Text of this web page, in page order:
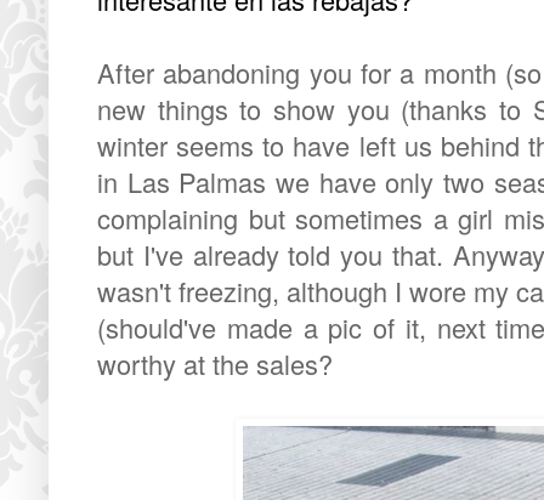
After abandoning you for a month
new things to show you (thanks to
winter seems to have left us behind
in Las Palmas we have only two
complaining but sometimes a girl
but I've already told you that.
wasn't freezing, although I wore my
(should've made a pic of it, next
worthy at the sales?